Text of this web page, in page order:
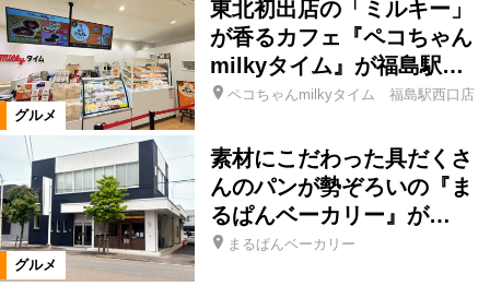
グルメ
東北初出店の「ミルキー」
が香るカフェ『ペコちゃん
milkyタイム』が福島駅…
ペコちゃんmilkyタイム 福島駅西口店
グルメ
素材にこだわった具だくさ
んのパンが勢ぞろいの『ま
るぱんベーカリー』が…
まるぱんベーカリー